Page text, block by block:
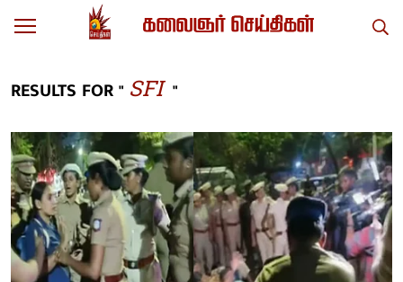
RESULTS FOR " SFI "